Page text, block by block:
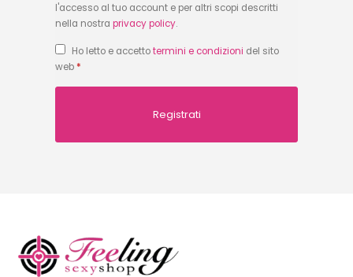
l'accesso al tuo account e per altri scopi descritti
nella nostra privacy policy.
Ho letto e accettotermini e condizioni del sito
web*